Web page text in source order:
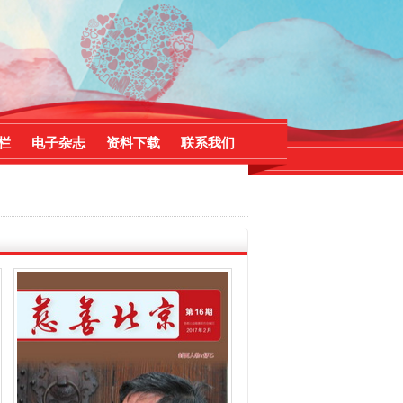
电子杂志 资料下载 联系我们